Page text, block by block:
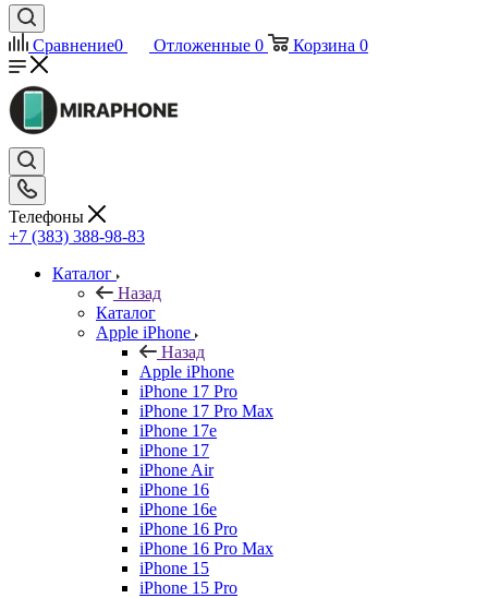
Сравнение0 Отложенные 0 Корзина 0
Телефоны
+7 (383) 388-98-83
Каталог
Назад
Каталог
Apple iPhone
Назад
Apple iPhone
iPhone 17 Pro
iPhone 17 Pro Max
iPhone 17e
iPhone 17
iPhone Air
iPhone 16
iPhone 16e
iPhone 16 Pro
iPhone 16 Pro Max
iPhone 15
iPhone 15 Pro